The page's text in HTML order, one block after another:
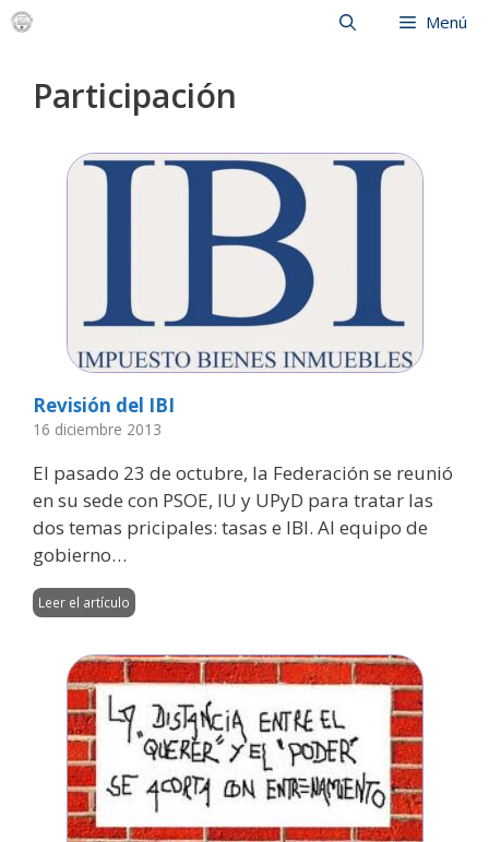
Saltar
Menú
Participación
Revisión del IBI
16 diciembre 2013
El pasado 23 de octubre, la Federación se reunió
en su sede con PSOE, IU y UPyD para tratar las
dos temas pricipales: tasas e IBI. Al equipo de
gobierno…
Leer el artículo